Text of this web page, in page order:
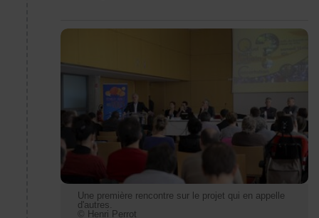
Une première rencontre sur le projet qui en appelle
Une première rencontre sur le projet qui en appelle
d'autres.
© Henri Perrot